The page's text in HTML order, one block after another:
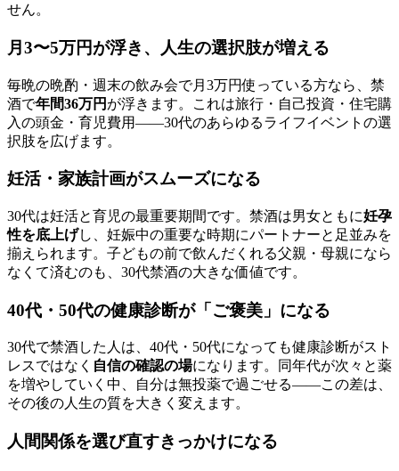
せん。
月3〜5万円が浮き、人生の選択肢が増える
毎晩の晩酌・週末の飲み会で月3万円使っている方なら、禁
酒で年間36万円 が浮きます。これは旅行・自己投資・住宅購
入の頭金・育児費用――30代のあらゆるライフイベントの選
択肢を広げます。
妊活・家族計画がスムーズになる
30代は妊活と育児の最重要期間です。禁酒は男女ともに妊孕
性を底上げし、妊娠中の重要な時期にパートナーと足並みを
揃えられます。子どもの前で飲んだくれる父親・母親になら
なくて済むのも、30代禁酒の大きな価値です。
40代・50代の健康診断が「ご褒美」になる
30代で禁酒した人は、40代・50代になっても健康診断がスト
レスではなく 自信の確認の場になります。同年代が次々と薬
を増やしていく中、自分は無投薬で過ごせる――この差は、
その後の人生の質を大きく変えます。
人間関係を選び直すきっかけになる